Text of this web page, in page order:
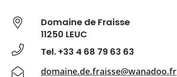
Domaine de Fraisse
11250 LEUC
Tel. +33 4 68 79 63 63
domaine.de.fraisse@wanadoo.fr